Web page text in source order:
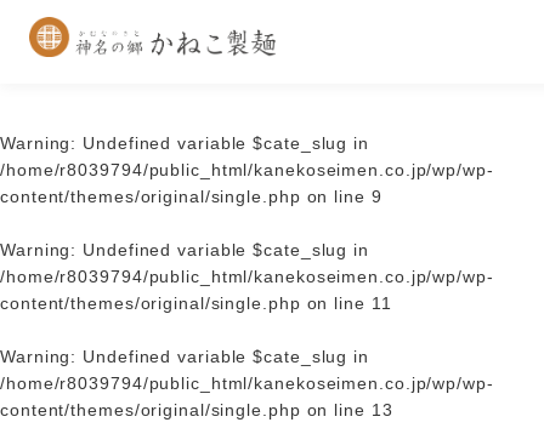
Warning: Undefined variable $cate_slug in
/home/r8039794/public_html/kanekoseimen.co.jp/wp/wp-
content/themes/original/single.php on line 9
Warning: Undefined variable $cate_slug in
/home/r8039794/public_html/kanekoseimen.co.jp/wp/wp-
content/themes/original/single.php on line 11
Warning: Undefined variable $cate_slug in
/home/r8039794/public_html/kanekoseimen.co.jp/wp/wp-
content/themes/original/single.php on line 13